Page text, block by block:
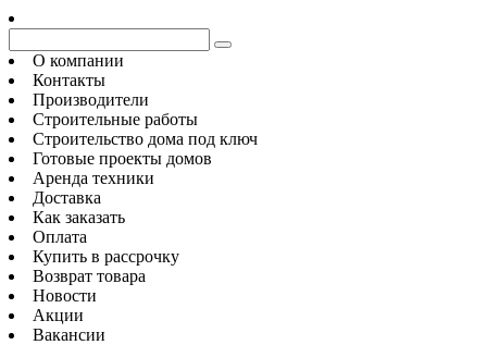
О компании
Контакты
Производители
Строительные работы
Строительство дома под ключ
Готовые проекты домов
Аренда техники
Доставка
Как заказать
Оплата
Купить в рассрочку
Возврат товара
Новости
Акции
Вакансии